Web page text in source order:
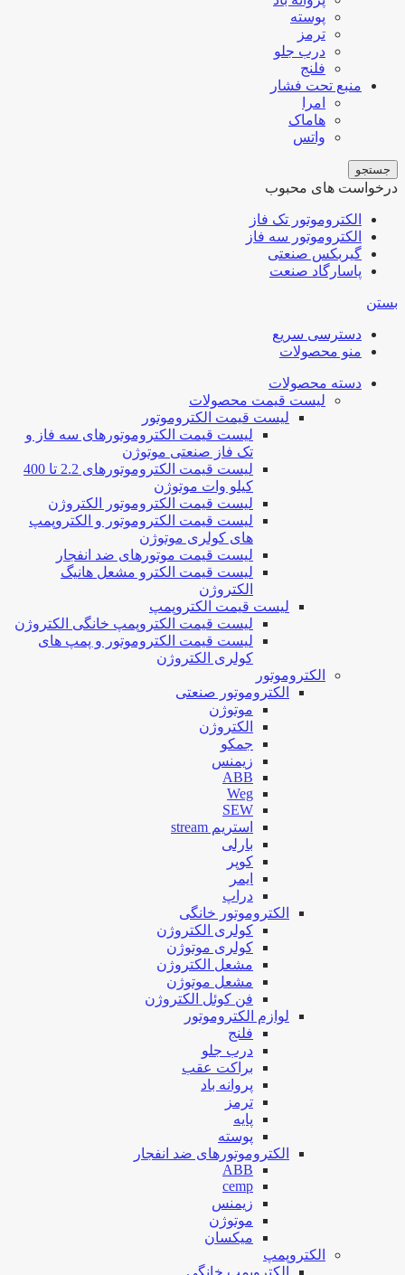
پوسته
ترمز
درب جلو
فلنج
منبع تحت فشار
امرا
هاماک
واتس
جستجو
درخواست های محبوب
الکتروموتور تک فاز
الکتروموتور سه فاز
گیربکس صنعتی
پاسارگاد صنعت
بستن
دسترسی سریع
منو محصولات
دسته محصولات
لیست قیمت محصولات
لیست قیمت الکتروموتور
لیست قیمت الکتروموتورهای سه فاز و
تک فاز صنعتی موتوژن
لیست قیمت الکتروموتورهای 2.2 تا 400
کیلو وات موتوژن
لیست قیمت الکتروموتور الکتروژن
لیست قیمت الکتروموتور و الکتروپمپ
های کولری موتوژن
لیست قیمت موتورهای ضد انفجار
لیست قیمت الکترو مشعل هانیگ
الکتروژن
لیست قیمت الکتروپمپ
لیست قیمت الکتروپمپ خانگی الکتروژن
لیست قیمت الکتروموتور و پمپ های
کولری الکتروژن
الکتروموتور
الکتروموتور صنعتی
موتوژن
الکتروژن
جمکو
زیمنس
ABB
Weg
SEW
استریم stream
بارلی
کوپر
ایمر
دراپ
الکتروموتور خانگی
کولری الکتروژن
کولری موتوژن
مشعل الکتروژن
مشعل موتوژن
فن کوئل الکتروژن
لوازم الکتروموتور
فلنج
درب جلو
براکت عقب
پروانه باد
ترمز
پایه
پوسته
الکتروموتورهای ضد انفجار
ABB
cemp
زیمنس
موتوژن
میکسان
الکتروپمپ
الکتروپمپ خانگی